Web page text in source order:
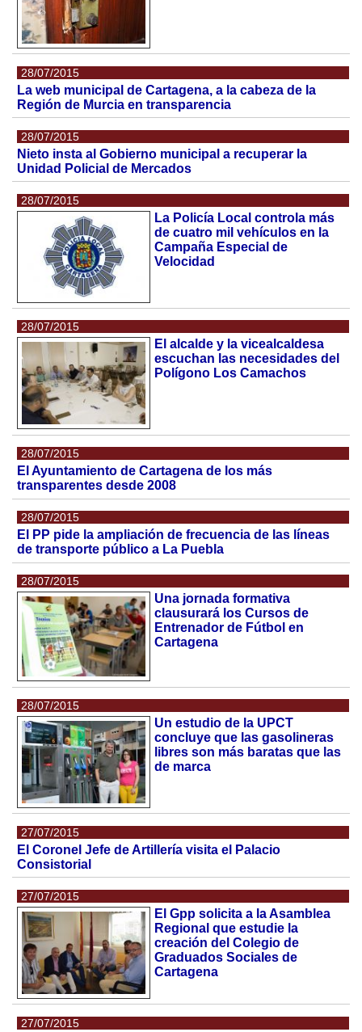
28/07/2015
La web municipal de Cartagena, a la cabeza de la
Región de Murcia en transparencia
28/07/2015
Nieto insta al Gobierno municipal a recuperar la
Unidad Policial de Mercados
28/07/2015
La Policía Local controla más
de cuatro mil vehículos en la
Campaña Especial de
Velocidad
28/07/2015
El alcalde y la vicealcaldesa
escuchan las necesidades del
Polígono Los Camachos
28/07/2015
El Ayuntamiento de Cartagena de los más
transparentes desde 2008
28/07/2015
El PP pide la ampliación de frecuencia de las líneas
de transporte público a La Puebla
28/07/2015
Una jornada formativa
clausurará los Cursos de
Entrenador de Fútbol en
Cartagena
28/07/2015
Un estudio de la UPCT
concluye que las gasolineras
libres son más baratas que las
de marca
27/07/2015
El Coronel Jefe de Artillería visita el Palacio
Consistorial
27/07/2015
El Gpp solicita a la Asamblea
Regional que estudie la
creación del Colegio de
Graduados Sociales de
Cartagena
27/07/2015